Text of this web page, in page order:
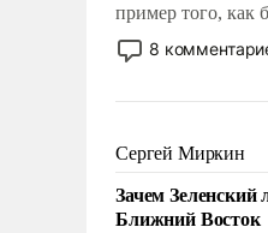
пример того, как
двигаемся по пути
революционных
псевдонаучной
стало всерьез
идеей.
8
Сергей Миркин
Зачем Зеленский
Ближний Восток